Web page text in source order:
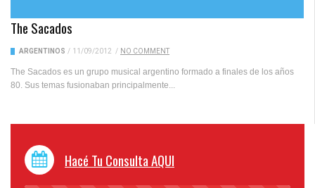
The Sacados
ARGENTINOS / 11/09/2012 / NO COMMENT
The Sacados es un grupo musical argentino formado a finales de los años
80. Sus temas fusionaban principalmente...
Hacé Tu Consulta AQUI